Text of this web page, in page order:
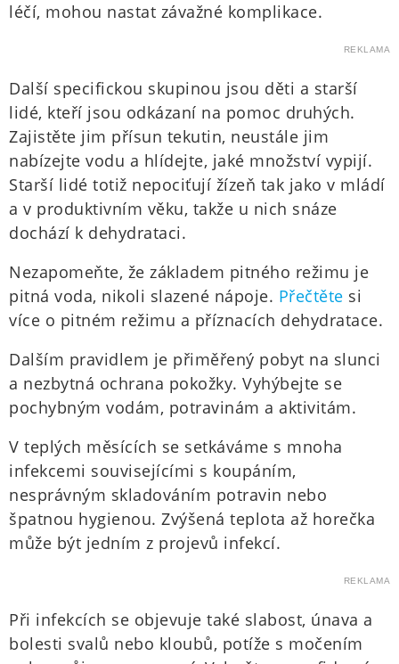
léčí, mohou nastat závažné komplikace.
REKLAMA
Další specifickou skupinou jsou děti a starší
lidé, kteří jsou odkázaní na pomoc druhých.
Zajistěte jim přísun tekutin, neustále jim
nabízejte vodu a hlídejte, jaké množství vypijí.
Starší lidé totiž nepociťují žízeň tak jako v mládí
a v produktivním věku, takže u nich snáze
dochází k dehydrataci.
Nezapomeňte, že základem pitného režimu je
pitná voda, nikoli slazené nápoje. Přečtěte si
více o pitném režimu a příznacích dehydratace.
Dalším pravidlem je přiměřený pobyt na slunci
a nezbytná ochrana pokožky. Vyhýbejte se
pochybným vodám, potravinám a aktivitám.
V teplých měsících se setkáváme s mnoha
infekcemi souvisejícími s koupáním,
nesprávným skladováním potravin nebo
špatnou hygienou. Zvýšená teplota až horečka
může být jedním z projevů infekcí.
REKLAMA
Při infekcích se objevuje také slabost, únava a
bolesti svalů nebo kloubů, potíže s močením